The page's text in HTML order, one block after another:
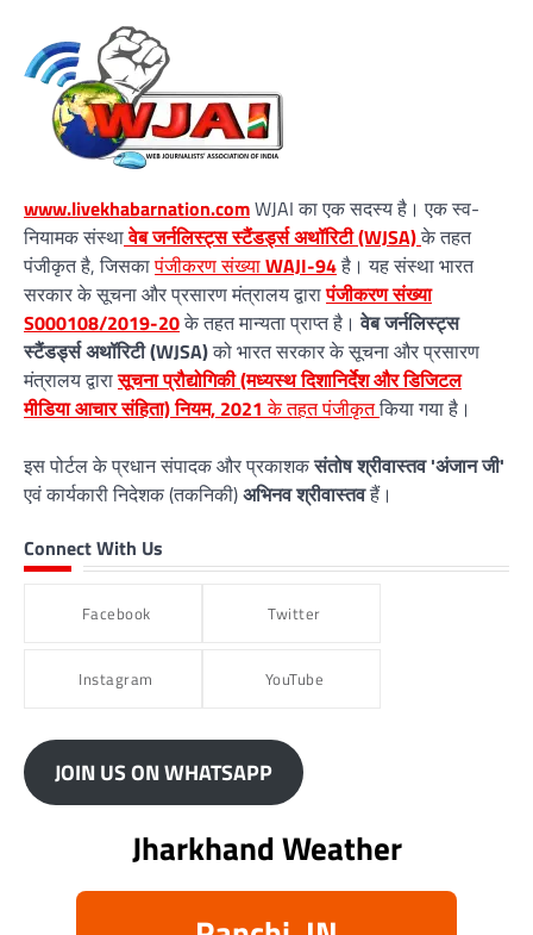
www.livekhabarnation.comWJAI का एक सदस्य है। एक स्व-
नियामक संस्थावेब जर्नलिस्ट्स स्टैंडर्ड्स अथॉरिटी (WJSA)के तहत
पंजीकृत है, जिसकापंजीकरण संख्याWAJI-94है। यह संस्था भारत
सरकार के सूचना और प्रसारण मंत्रालय द्वारापंजीकरण संख्या
S000108/2019-20के तहत मान्यता प्राप्त है।वेब जर्नलिस्ट्स
स्टैंडर्ड्स अथॉरिटी (WJSA)को भारत सरकार के सूचना और प्रसारण
मंत्रालय द्वारासूचना प्रौद्योगिकी (मध्यस्थ दिशानिर्देश और डिजिटल
मीडिया आचार संहिता) नियम, 2021 के तहत पंजीकृतकिया गया है।
इस पोर्टल के प्रधान संपादक और प्रकाशकसंतोष श्रीवास्तव 'अंजान जी'
एवं कार्यकारी निदेशक (तकनिकी)अभिनव श्रीवास्तवहैं।
Connect With Us
Facebook Twitter
Instagram YouTube
JOIN US ON WHATSAPP
Jharkhand Weather